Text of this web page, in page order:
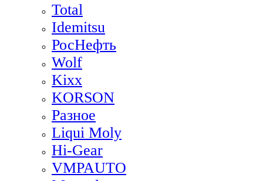
Total
Idemitsu
РосНефть
Wolf
Kixx
KORSON
Разное
Liqui Moly
Hi-Gear
VMPAUTO